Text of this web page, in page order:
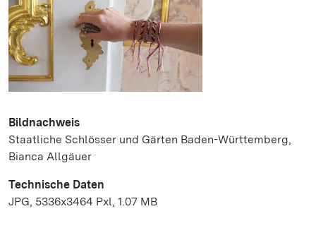
Bildnachweis
Staatliche Schlösser und Gärten Baden-Württemberg,
Bianca Allgäuer
Technische Daten
JPG, 5336x3464 Pxl, 1.07 MB